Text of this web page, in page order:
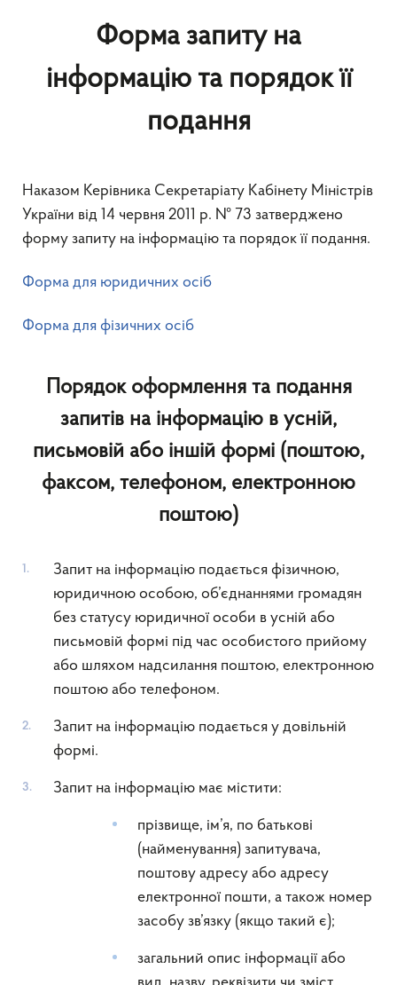
Форма запиту на
інформацію та порядок її
подання
Наказом Керівника Секретаріату Кабінету Міністрів
України від 14 червня 2011 р. № 73 затверджено
форму запиту на інформацію та порядок її подання.
Форма для юридичних осіб
Форма для фізичних осіб
Порядок оформлення та подання
запитів на інформацію в усній,
письмовій або іншій формі (поштою,
факсом, телефоном, електронною
поштою)
Запит на інформацію подається фізичною,
юридичною особою, об’єднаннями громадян
без статусу юридичної особи в усній або
письмовій формі під час особистого прийому
або шляхом надсилання поштою, електронною
поштою або телефоном.
Запит на інформацію подається у довільній
формі.
Запит на інформацію має містити:
прізвище, ім’я, по батькові
(найменування) запитувача,
поштову адресу або адресу
електронної пошти, а також номер
засобу зв’язку (якщо такий є);
загальний опис інформації або